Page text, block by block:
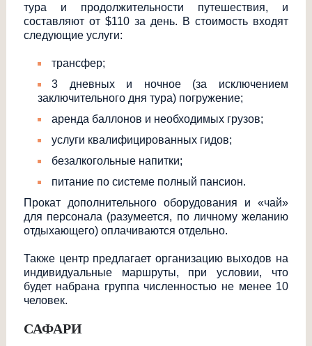
тура и продолжительности путешествия, и
составляют от $110 за день. В стоимость входят
следующие услуги:
трансфер;
3 дневных и ночное (за исключением
заключительного дня тура) погружение;
аренда баллонов и необходимых грузов;
услуги квалифицированных гидов;
безалкогольные напитки;
питание по системе полный пансион.
Прокат дополнительного оборудования и «чай»
для персонала (разумеется, по личному желанию
отдыхающего) оплачиваются отдельно.
Также центр предлагает организацию выходов на
индивидуальные маршруты, при условии, что
будет набрана группа численностью не менее 10
человек.
САФАРИ